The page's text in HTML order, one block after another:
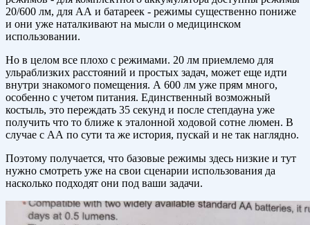
20/600 лм, для АА и батареек - режимы существенно пониже
и они уже наталкивают на мысли о медицинском
использовании.
Но в целом все плохо с режимами. 20 лм приемлемо для
ульраблизких расстояний и простых задач, может еще идти
внутри знакомого помещения. А 600 лм уже прям много,
особенно с учетом питания. Единственный возможный
костыль, это переждать 35 секунд и после степдауна уже
получить что то ближе к эталонной ходовой сотне люмен. В
случае с АА по сути та же история, пускай и не так наглядно.
Поэтому получается, что базовые режимы здесь низкие и тут
нужно смотреть уже на свои сценарии использования да
насколько подходят они под ваши задачи.